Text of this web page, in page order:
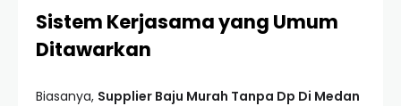
Sistem Kerjasama yang Umum
Ditawarkan
Biasanya, Supplier Baju Murah Tanpa Dp Di Medan